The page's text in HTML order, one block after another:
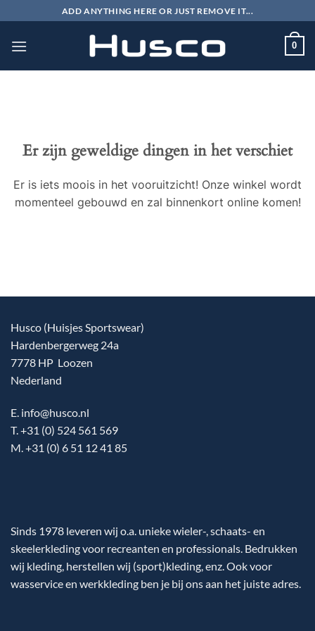
naar
inhoud
ADD ANYTHING HERE OR JUST REMOVE IT...
0
Er zijn geweldige dingen in het verschiet
Er is iets moois in het vooruitzicht! Onze winkel wordt
momenteel gebouwd en zal binnenkort online komen!
Husco (Huisjes Sportswear)
Hardenbergerweg 24a
7778 HP Loozen
Nederland
E. info@husco.nl
T. +31 (0) 524 561 569
M. +31 (0) 6 51 12 41 85
Sinds 1978 leveren wij o.a. unieke wieler-, schaats- en
skeelerkleding voor recreanten en professionals. Bedrukken
wij kleding, herstellen wij (sport)kleding, enz. Ook voor
wasservice en werkkleding ben je bij ons aan het juiste adres.